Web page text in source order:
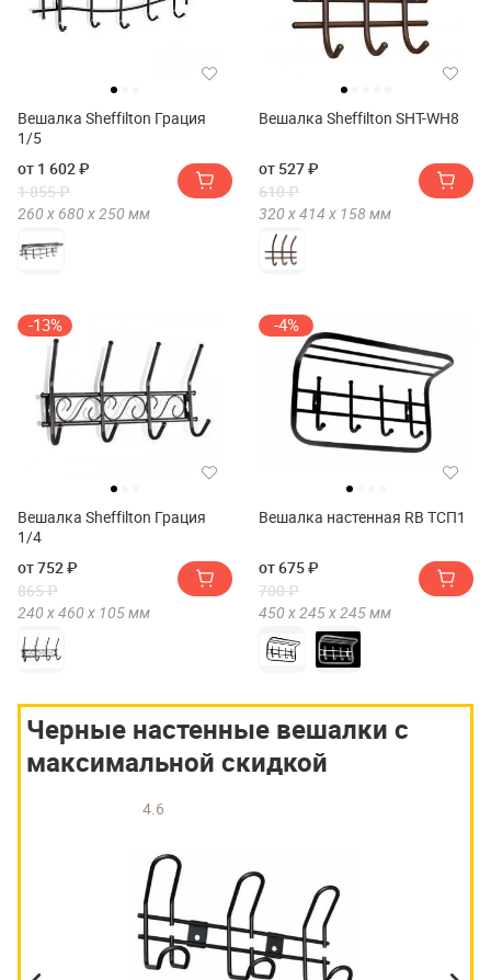
Вешалка Sheffilton Грация
1/5
от 1 602 ₽
1 855 ₽
260 х 680 х250 мм
Вешалка Sheffilton SHT-WH8
от 527 ₽
610 ₽
320 х414 х 158мм
-13%
Вешалка Sheffilton Грация
1/4
от 752 ₽
865 ₽
240 х460 х 105мм
-4%
Вешалка настенная RB ТСП1
от 675 ₽
700 ₽
450 х245 х245мм
Черные настенные вешалки с
максимальной скидкой
4.6